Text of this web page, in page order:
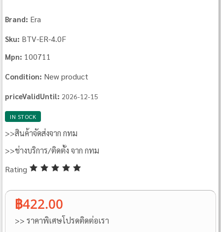
Brand: Era
Sku: BTV-ER-4.0F
Mpn: 100711
Condition: New product
priceValidUntil: 2026-12-15
IN STOCK
>>สินค้าจัดส่งจาก กทม
>>ช่างบริการ/ติดตั้ง จาก กทม
Rating
฿422.00
>> ราคาพิเศษโปรดติดต่อเรา